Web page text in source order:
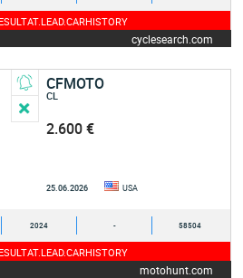
cyclesearch.com
CFMOTO
CL
2.600 €
25.06.2026 USA
2024 - 58504
motohunt.com